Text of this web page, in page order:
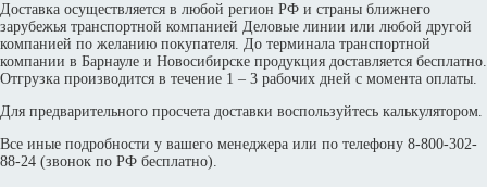
Доставка осуществляется в любой регион РФ и страны ближнего
зарубежья транспортной компанией Деловые линии или любой другой
компанией по желанию покупателя. До терминала транспортной
компании в Барнауле и Новосибирске продукция доставляется бесплатно.
Отгрузка производится в течение 1 – 3 рабочих дней с момента оплаты.
Для предварительного просчета доставки воспользуйтесь калькулятором.
Все иные подробности у вашего менеджера или по телефону 8-800-302-
88-24 (звонок по РФ бесплатно).